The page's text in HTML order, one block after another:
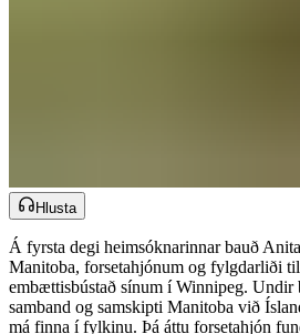
Hlusta
Á fyrsta degi heimsóknarinnar bauð
Manitoba, forsetahjónum og fylgdarliði
embættisbústað sínum í Winnipeg.
samband og samskipti Manitoba við
má finna í fylkinu. Þá áttu forsetahjón